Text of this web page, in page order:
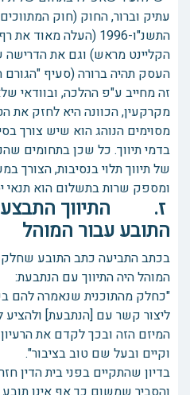
עתיק וברור, החוק (חוק
התשנ"ו-1996 (העלה
הקליינט מראש) וגם את
העסק תהיה ברורה (סעיף "הגורם
זה מחייב ע"פ ההלכה, ובוודאי
מקרקעין, הכוונה היא לחזק את
מסוימים הנוהג הוא שיש צורך
בדמי תיווך. כל שכן בתחומים
של תיווך תלוי בנסיבות, הצורך
ומספק שרות בתשלום הוא תנאי
ז. התיווך התבצע
התובע עבור המוהל
בכתב התביעה כתב התובע
המוהל היה התיווך עם הנתבעת:
"כחלק מהתוכנית שנאמרה להם
ליצור קשר עם [הנתבעת]
המיזם הזה ובכך לקדם את
וקיים ובעל שם טוב בציבור".
בדיון שהתקיים בפני בית הדין